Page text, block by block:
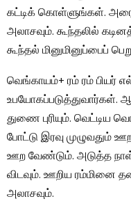
கட்டிக் கொள்ளுங்கள்.
அலாசவும். கூந்தலில்
கூந்தல் மினுமினுப்பைப்
வெங்காயம்+ ரம் ரம் பியர்
துணை புரியும். வெட்டிய
போட்டு இரவு முழுவதும்
ஊற வேண்டும். அடுத்த
விடவும். ஊறிய ரம்மினை
அலாசவும்.